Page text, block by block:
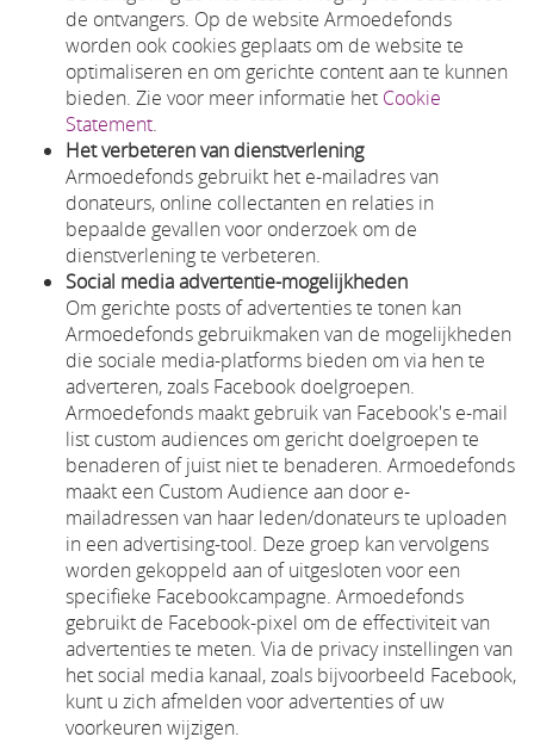
de ontvangers. Op de website Armoedefonds
worden ook cookies geplaats om de website te
optimaliseren en om gerichte content aan te kunnen
bieden. Zie voor meer informatie het Cookie
Statement.
Het verbeteren van dienstverlening
Armoedefonds gebruikt het e-mailadres van
donateurs, online collectanten en relaties in
bepaalde gevallen voor onderzoek om de
dienstverlening te verbeteren.
Social media advertentie-mogelijkheden
Om gerichte posts of advertenties te tonen kan
Armoedefonds gebruikmaken van de mogelijkheden
die sociale media-platforms bieden om via hen te
adverteren, zoals Facebook doelgroepen.
Armoedefonds maakt gebruik van Facebook's e-mail
list custom audiences om gericht doelgroepen te
benaderen of juist niet te benaderen. Armoedefonds
maakt een Custom Audience aan door e-
mailadressen van haar leden/donateurs te uploaden
in een advertising-tool. Deze groep kan vervolgens
worden gekoppeld aan of uitgesloten voor een
specifieke Facebookcampagne. Armoedefonds
gebruikt de Facebook-pixel om de effectiviteit van
advertenties te meten. Via de privacy instellingen van
het social media kanaal, zoals bijvoorbeeld Facebook,
kunt u zich afmelden voor advertenties of uw
voorkeuren wijzigen.